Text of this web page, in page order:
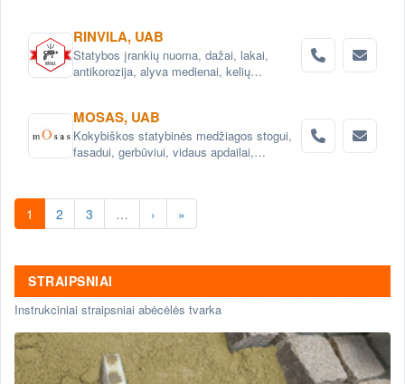
RINVILA, UAB
Statybos įrankių nuoma, dažai, lakai,
antikorozija, alyva medienai, kelių
MOSAS, UAB
Kokybiškos statybinės medžiagos stogui,
fasadui, gerbūviui, vidaus apdailai,
1 2 3 … › »
STRAIPSNIAI
Instrukciniai straipsniai abėcėlės tvarka